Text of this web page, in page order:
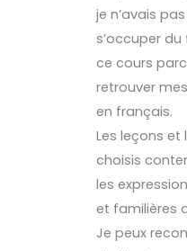
je n’avais
s’occuper du
ce cours
retrouver
en français.
Les leçons
choisis
les
et familières
Je peux